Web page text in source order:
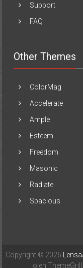
Support
FAQ
Other Themes
ColorMag
Accelerate
Ample
Esteem
Freedom
Masonic
Radiate
Spacious
Copyright © 2026
oleh